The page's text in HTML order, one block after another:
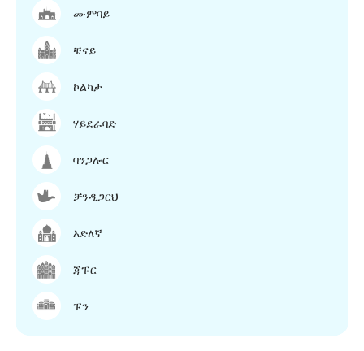
ሙምባይ
ቼናይ
ኮልካታ
ሃይደራባድ
ባንጋሎር
ቻንዲጋርህ
እድለኛ
ጃፑር
ፑን